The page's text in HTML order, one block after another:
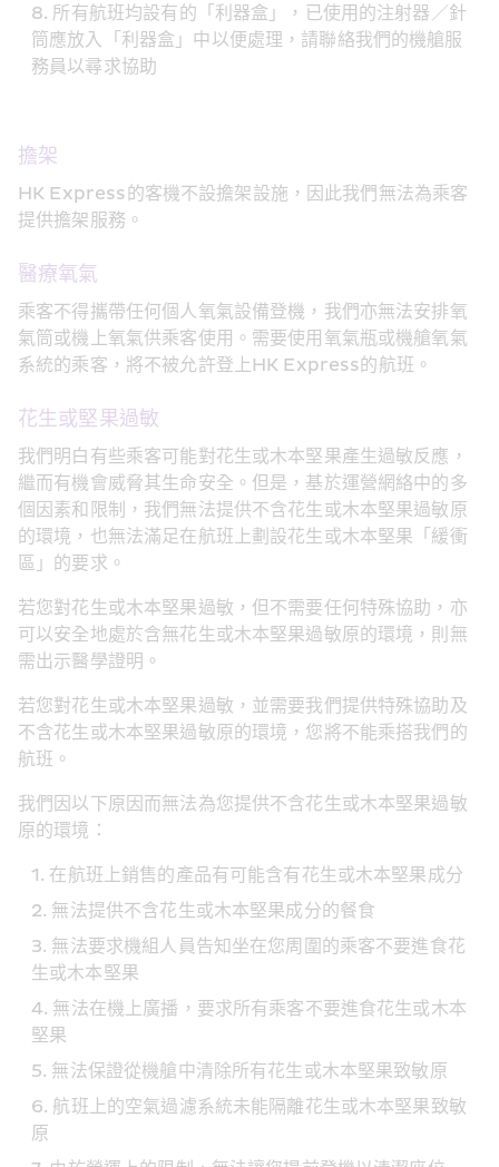
所有航班均設有的「利器盒」，已使用的注射器／針
筒應放入「利器盒」中以便處理，請聯絡我們的機艙服
務員以尋求協助
擔架
HK Express的客機不設擔架設施，因此我們無法為乘客
提供擔架服務。
醫療氧氣
乘客不得攜帶任何個人氧氣設備登機，我們亦無法安排氧
氣筒或機上氧氣供乘客使用。需要使用氧氣瓶或機艙氧氣
系統的乘客，將不被允許登上HK Express的航班。
花生或堅果過敏
我們明白有些乘客可能對花生或木本堅果產生過敏反應，
繼而有機會威脅其生命安全。但是，基於運營網絡中的多
個因素和限制，我們無法提供不含花生或木本堅果過敏原
的環境，也無法滿足在航班上劃設花生或木本堅果「緩衝
區」的要求。
若您對花生或木本堅果過敏，但不需要任何特殊協助，亦
可以安全地處於含無花生或木本堅果過敏原的環境，則無
需出示醫學證明。
若您對花生或木本堅果過敏，並需要我們提供特殊協助及
不含花生或木本堅果過敏原的環境，您將不能乘搭我們的
航班。
我們因以下原因而無法為您提供不含花生或木本堅果過敏
原的環境：
在航班上銷售的產品有可能含有花生或木本堅果成分
無法提供不含花生或木本堅果成分的餐食
無法要求機組人員告知坐在您周圍的乘客不要進食花
生或木本堅果
無法在機上廣播，要求所有乘客不要進食花生或木本
堅果
無法保證從機艙中清除所有花生或木本堅果致敏原
航班上的空氣過濾系統未能隔離花生或木本堅果致敏
原